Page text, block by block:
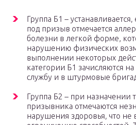
Группа Б1 –
под призыв отмечается
болезни в легкой форме,
нарушению физических
выполнении некоторых
категории Б1 зачисляются
службу и в штурмовые
Группа Б2 – при назначении
призывника отмечаются
нарушения здоровья, что не